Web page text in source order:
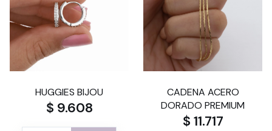
HUGGIES BIJOU
$ 9.608
CADENA ACERO
DORADO PREMIUM
$ 11.717